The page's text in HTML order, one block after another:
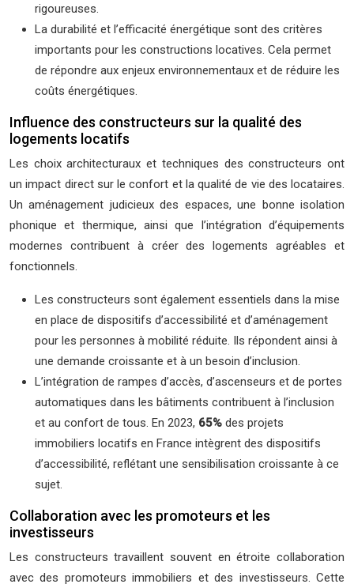
rigoureuses.
La durabilité et l’efficacité énergétique sont des critères
importants pour les constructions locatives. Cela permet
de répondre aux enjeux environnementaux et de réduire les
coûts énergétiques.
Influence des constructeurs sur la qualité des
logements locatifs
Les choix architecturaux et techniques des constructeurs ont
un impact direct sur le confort et la qualité de vie des locataires.
Un aménagement judicieux des espaces, une bonne isolation
phonique et thermique, ainsi que l’intégration d’équipements
modernes contribuent à créer des logements agréables et
fonctionnels.
Les constructeurs sont également essentiels dans la mise
en place de dispositifs d’accessibilité et d’aménagement
pour les personnes à mobilité réduite. Ils répondent ainsi à
une demande croissante et à un besoin d’inclusion.
L’intégration de rampes d’accès, d’ascenseurs et de portes
automatiques dans les bâtiments contribuent à l’inclusion
et au confort de tous. En 2023, 65% des projets
immobiliers locatifs en France intègrent des dispositifs
d’accessibilité, reflétant une sensibilisation croissante à ce
sujet.
Collaboration avec les promoteurs et les
investisseurs
Les constructeurs travaillent souvent en étroite collaboration
avec des promoteurs immobiliers et des investisseurs. Cette